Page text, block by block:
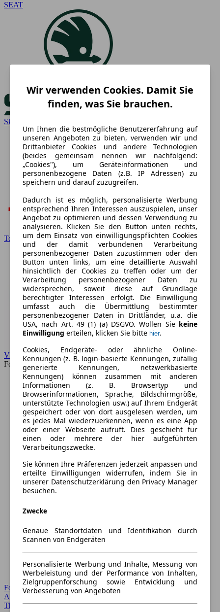
SEAT
Skoda
Toyota
VW
Forum
Forum Startseite
Alle Auto-Foren
Themen-Forum
Wir verwenden Cookies. Damit Sie
finden, was Sie brauchen.
Um Ihnen die bestmögliche Benutzererfahrung auf
unseren Angeboten zu bieten, verwenden wir und
Drittanbieter Cookies und andere Technologien
(beides gemeinsam nennen wir nachfolgend:
„Cookies"), um Geräteinformationen und
personenbezogene Daten (z.B. IP Adressen) zu
speichern und darauf zuzugreifen.
Dadurch ist es möglich, personalisierte Werbung
entsprechend Ihren Interessen auszuspielen, unser
Angebot zu optimieren und dessen Verwendung zu
analysieren. Klicken Sie den Button unten rechts,
um dem Einsatz von einwilligungspflichten Cookies
und der damit verbundenen Verarbeitung
personenbezogener Daten zuzustimmen oder den
Button unten links, um eine detaillierte Auswahl
hinsichtlich der Cookies zu treffen oder um der
Verarbeitung personenbezogener Daten zu
widersprechen, soweit diese auf Grundlage
berechtigter Interessen erfolgt. Die Einwilligung
umfasst auch die Übermittlung bestimmter
personenbezogener Daten in Drittländer, u.a. die
USA, nach Art. 49 (1) (a) DSGVO. Wollen Sie keine
Einwilligung erteilen, klicken Sie bitte hier.
Cookies, Endgeräte- oder ähnliche Online-
Kennungen (z. B. login-basierte Kennungen, zufällig
generierte Kennungen, netzwerkbasierte
Kennungen) können zusammen mit anderen
Informationen (z. B. Browsertyp und
Browserinformationen, Sprache, Bildschirmgröße,
unterstützte Technologien usw.) auf Ihrem Endgerät
gespeichert oder von dort ausgelesen werden, um
es jedes Mal wiederzuerkennen, wenn es eine App
oder einer Webseite aufruft. Dies geschieht für
einen oder mehrere der hier aufgeführten
Verarbeitungszwecke.
Sie können Ihre Präferenzen jederzeit anpassen und
erteilte Einwilligungen widerrufen, indem Sie in
unserer Datenschutzerklärung den Privacy Manager
besuchen.
Zwecke
Genaue Standortdaten und Identifikation durch
Scannen von Endgeräten
Personalisierte Werbung und Inhalte, Messung von
Werbeleistung und der Performance von Inhalten,
Zielgruppenforschung sowie Entwicklung und
Verbesserung von Angeboten